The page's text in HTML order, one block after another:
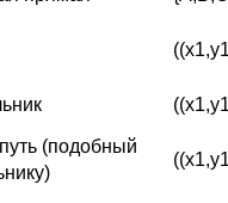
(подобный